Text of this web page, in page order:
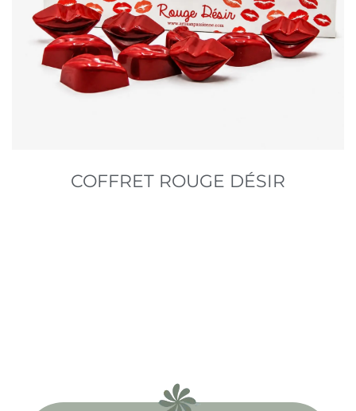
COFFRET ROUGE DÉSIR